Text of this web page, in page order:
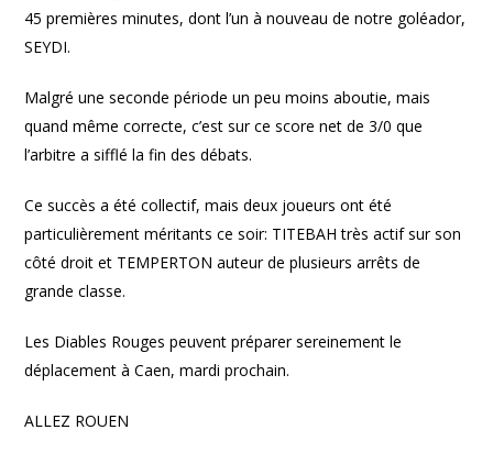
45 premières minutes, dont l’un à nouveau de notre goléador,
SEYDI.
Malgré une seconde période un peu moins aboutie, mais
quand même correcte, c’est sur ce score net de 3/0 que
l’arbitre a sifflé la fin des débats.
Ce succès a été collectif, mais deux joueurs ont été
particulièrement méritants ce soir: TITEBAH très actif sur son
côté droit et TEMPERTON auteur de plusieurs arrêts de
grande classe.
Les Diables Rouges peuvent préparer sereinement le
déplacement à Caen, mardi prochain.
ALLEZ ROUEN